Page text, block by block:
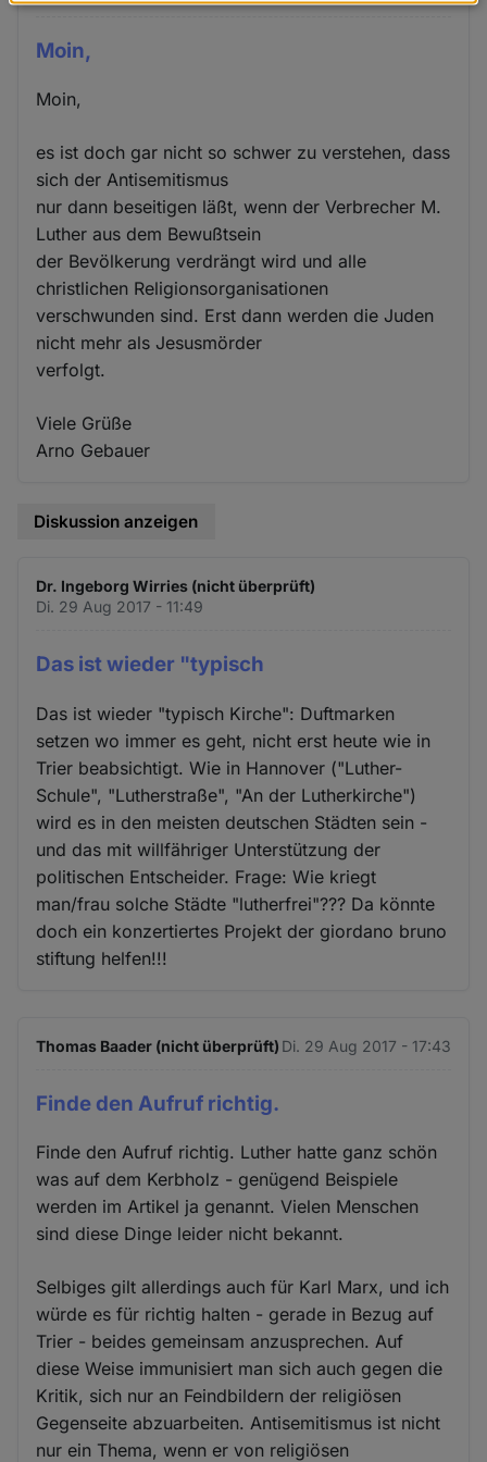
Moin,
Moin,
es ist doch gar nicht so schwer zu verstehen, dass
sich der Antisemitismus
nur dann beseitigen läßt, wenn der Verbrecher M.
Luther aus dem Bewußtsein
der Bevölkerung verdrängt wird und alle
christlichen Religionsorganisationen
verschwunden sind. Erst dann werden die Juden
nicht mehr als Jesusmörder
verfolgt.
Viele Grüße
Arno Gebauer
Diskussion anzeigen
Dr. Ingeborg Wirries (nicht überprüft)
Di. 29 Aug 2017 - 11:49
Das ist wieder "typisch
Das ist wieder "typisch Kirche": Duftmarken
setzen wo immer es geht, nicht erst heute wie in
Trier beabsichtigt. Wie in Hannover ("Luther-
Schule", "Lutherstraße", "An der Lutherkirche")
wird es in den meisten deutschen Städten sein -
und das mit willfähriger Unterstützung der
politischen Entscheider. Frage: Wie kriegt
man/frau solche Städte "lutherfrei"??? Da könnte
doch ein konzertiertes Projekt der giordano bruno
stiftung helfen!!!
Thomas Baader (nicht überprüft) Di. 29 Aug 2017 - 17:43
Finde den Aufruf richtig.
Finde den Aufruf richtig. Luther hatte ganz schön
was auf dem Kerbholz - genügend Beispiele
werden im Artikel ja genannt. Vielen Menschen
sind diese Dinge leider nicht bekannt.
Selbiges gilt allerdings auch für Karl Marx, und ich
würde es für richtig halten - gerade in Bezug auf
Trier - beides gemeinsam anzusprechen. Auf
diese Weise immunisiert man sich auch gegen die
Kritik, sich nur an Feindbildern der religiösen
Gegenseite abzuarbeiten. Antisemitismus ist nicht
nur ein Thema, wenn er von religiösen
Daten
und
Cookies